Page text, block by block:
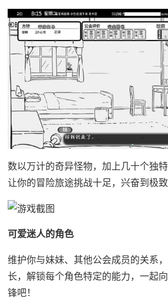
数以万计的奇异怪物，加上几十个独
让你的冒险旅途挑战十足，兴奋到极致
可爱迷人的角色
维护你与妹妹、其他公会成员的关系
长，解锁每个角色特定的能力，一起
锋吧！